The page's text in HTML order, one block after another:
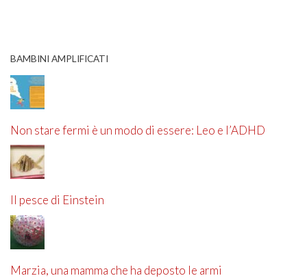
BAMBINI AMPLIFICATI
Non stare fermi è un modo di essere: Leo e l’ADHD
Il pesce di Einstein
Marzia, una mamma che ha deposto le armi